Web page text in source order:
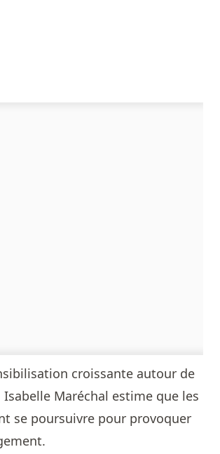
croissante autour de
Maréchal estime que les
se poursuivre pour provoquer